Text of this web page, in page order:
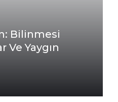
Bilinmesi
Ve Yaygın